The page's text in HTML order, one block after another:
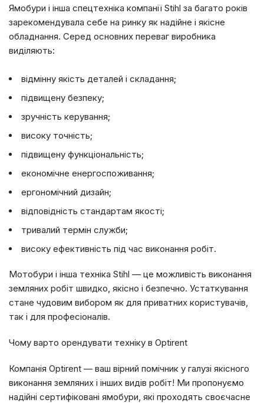
Ямобури і інша спецтехніка компанії Stihl за багато років
зарекомендувала себе на ринку як надійне і якісне
обладнання. Серед основних переваг виробника
виділяють:
відмінну якість деталей і складання;
підвищену безпеку;
зручність керування;
високу точність;
підвищену функціональність;
економічне енергоспоживання;
ергономічний дизайн;
відповідність стандартам якості;
тривалий термін служби;
високу ефективність під час виконання робіт.
Мотобури і інша техніка Stihl — це можливість виконання
земляних робіт швидко, якісно і безпечно. Устаткування
стане чудовим вибором як для приватних користувачів,
так і для професіоналів.
Чому варто орендувати техніку в Optirent
Компанія Optirent — ваш вірний помічник у галузі якісного
виконання земляних і інших видів робіт! Ми пропонуємо
надійні сертифіковані ямобури, які проходять своєчасне